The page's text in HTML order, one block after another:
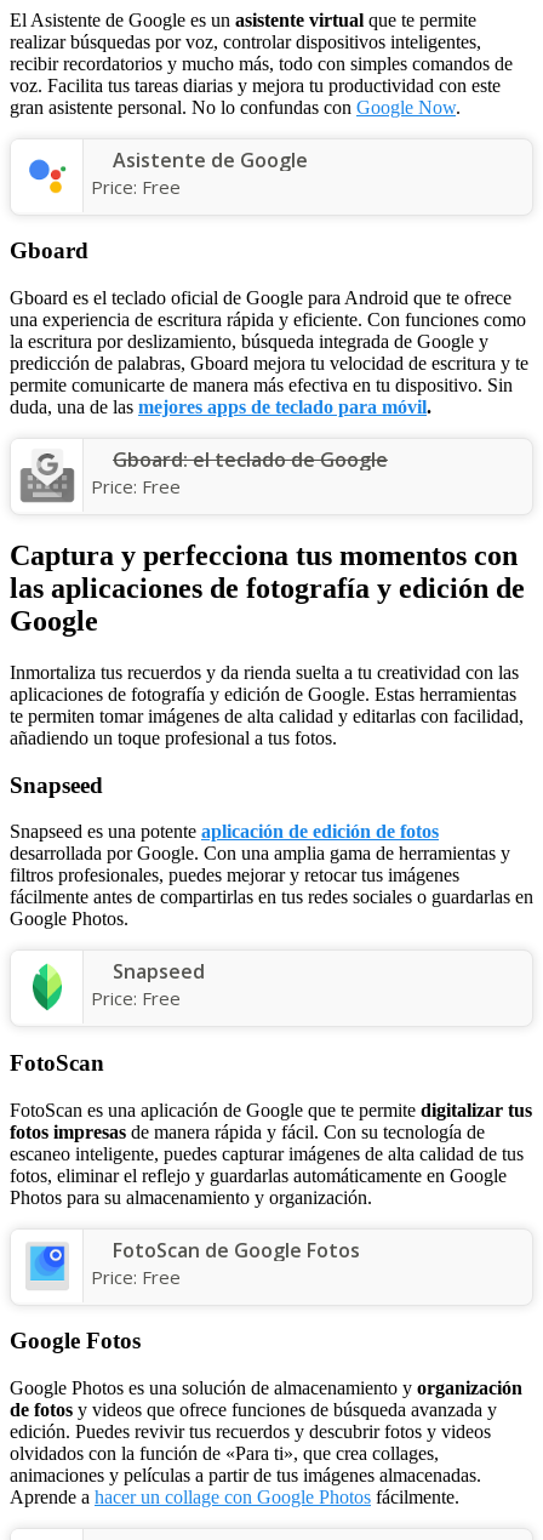
El Asistente de Google es un asistente virtual que te permite
realizar búsquedas por voz, controlar dispositivos inteligentes,
recibir recordatorios y mucho más, todo con simples comandos de
voz. Facilita tus tareas diarias y mejora tu productividad con este
gran asistente personal. No lo confundas con Google Now.
Asistente de Google
Price: Free
Gboard
Gboard es el teclado oficial de Google para Android que te ofrece
una experiencia de escritura rápida y eficiente. Con funciones como
la escritura por deslizamiento, búsqueda integrada de Google y
predicción de palabras, Gboard mejora tu velocidad de escritura y te
permite comunicarte de manera más efectiva en tu dispositivo. Sin
duda, una de las mejores apps de teclado para móvil.
Gboard: el teclado de Google
Price: Free
Captura y perfecciona tus momentos con
las aplicaciones de fotografía y edición de
Google
Inmortaliza tus recuerdos y da rienda suelta a tu creatividad con las
aplicaciones de fotografía y edición de Google. Estas herramientas
te permiten tomar imágenes de alta calidad y editarlas con facilidad,
añadiendo un toque profesional a tus fotos.
Snapseed
Snapseed es una potente aplicación de edición de fotos
desarrollada por Google. Con una amplia gama de herramientas y
filtros profesionales, puedes mejorar y retocar tus imágenes
fácilmente antes de compartirlas en tus redes sociales o guardarlas en
Google Photos.
Snapseed
Price: Free
FotoScan
FotoScan es una aplicación de Google que te permite digitalizar tus
fotos impresas de manera rápida y fácil. Con su tecnología de
escaneo inteligente, puedes capturar imágenes de alta calidad de tus
fotos, eliminar el reflejo y guardarlas automáticamente en Google
Photos para su almacenamiento y organización.
FotoScan de Google Fotos
Price: Free
Google Fotos
Google Photos es una solución de almacenamiento y organización
de fotos y videos que ofrece funciones de búsqueda avanzada y
edición. Puedes revivir tus recuerdos y descubrir fotos y videos
olvidados con la función de «Para ti», que crea collages,
animaciones y películas a partir de tus imágenes almacenadas.
Aprende a hacer un collage con Google Photos fácilmente.